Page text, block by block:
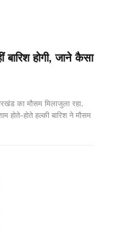
होगी, जाने कैसा
का मौसम मिलाजुला रहा.
होते-होते हल्की बारिश ने मौसम